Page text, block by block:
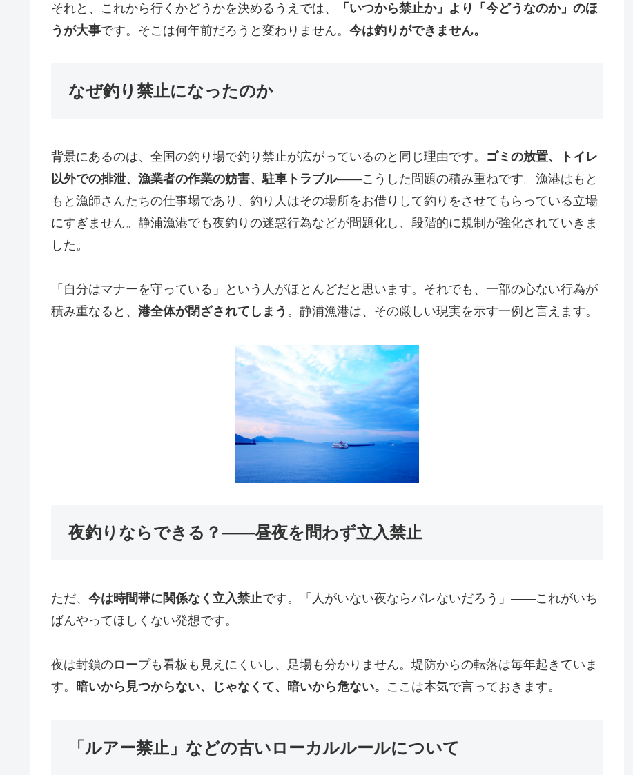
それと、これから行くかどうかを決めるうえでは、
「いつから禁止か」より「今どうなのか」のほ
うが大事です。そこは何年前だろうと変わりません。 今は釣りができません。
なぜ釣り禁止になったのか
背景にあるのは、全国の釣り場で釣り禁止が広がっているのと同じ理由です。 ゴミの放置、トイレ
以外での排泄、漁業者の作業の妨害、駐車トラブル——こうした問題の積み重ねです。漁港はもと
もと漁師さんたちの仕事場であり、釣り人はその場所をお借りして釣りをさせてもらっている立場
にすぎません。静浦漁港でも夜釣りの迷惑行為などが問題化し、段階的に規制が強化されていきま
した。
「自分はマナーを守っている」という人がほとんどだと思います。それでも、一部の心ない行為が
積み重なると、 港全体が閉ざされてしまう 。静浦漁港は、その厳しい現実を示す一例と言えます。
夜釣りならできる？——昼夜を問わず立入禁止
ただ、 今は時間帯に関係なく立入禁止です。「人がいない夜ならバレないだろう」——これがいち
ばんやってほしくない発想です。
夜は封鎖のロープも看板も見えにくいし、足場も分かりません。堤防からの転落は毎年起きていま
す。 暗いから見つからない、じゃなくて、暗いから危ない。 ここは本気で言っておきます。
「ルアー禁止」などの古いローカルルールについて